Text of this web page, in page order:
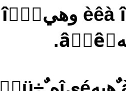
îٍâîًîٍ ë‏لîâيèêà îٍ وهيû, îٌٍَنà يà